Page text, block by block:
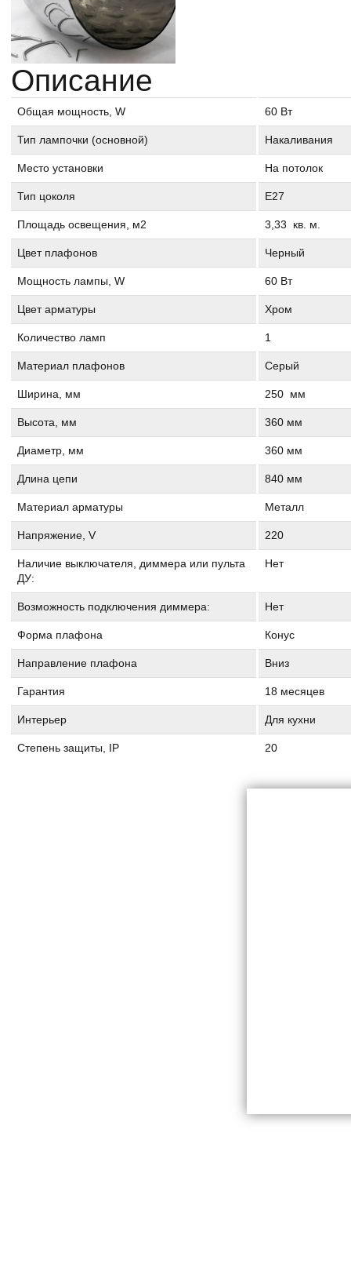
Описание
Общая мощность, W 60 Вт
Тип лампочки (основной) Накаливания
Место установки На потолок
Тип цоколя E27
Площадь освещения, м2 3,33 кв. м.
Цвет плафонов Черный
Мощность лампы, W 60 Вт
Цвет арматуры Хром
Количество ламп 1
Материал плафонов Серый
Ширина, мм 250 мм
Высота, мм 360 мм
Диаметр, мм 360 мм
Длина цепи 840 мм
Материал арматуры Металл
Напряжение, V 220
Наличие выключателя, диммера или пульта
ДУ:
Нет
Возможность подключения диммера: Нет
Форма плафона Конус
Направление плафона Вниз
Гарантия 18 месяцев
Интерьер Для кухни
Степень защиты, IP 20